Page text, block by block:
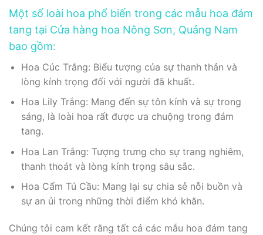
Một số loài hoa phổ biến trong các mẫu hoa đám
tang tại Cửa hàng hoa Nông Sơn, Quảng Nam
bao gồm:
Hoa Cúc Trắng: Biểu tượng của sự thanh thản và
lòng kính trọng đối với người đã khuất.
Hoa Lily Trắng: Mang đến sự tôn kính và sự trong
sáng, là loài hoa rất được ưa chuộng trong đám
tang.
Hoa Lan Trắng: Tượng trưng cho sự trang nghiêm,
thanh thoát và lòng kính trọng sâu sắc.
Hoa Cẩm Tú Cầu: Mang lại sự chia sẻ nỗi buồn và
sự an ủi trong những thời điểm khó khăn.
Chúng tôi cam kết rằng tất cả các mẫu hoa đám tang